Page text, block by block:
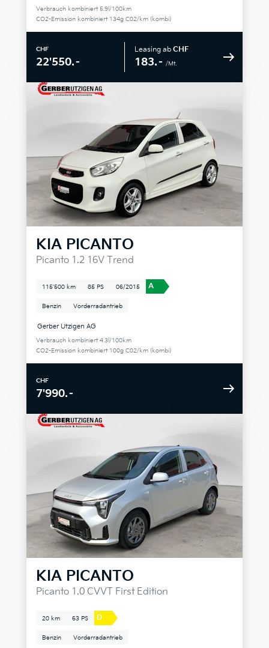
Verbrauch kombiniert 5.9l/100km
CO2-Emission kombiniert 134g C02/km (kombi)
CHF
22'550.–
Leasing ab CHF
183.– /Mt.
KIA PICANTO
Picanto 1.2 16V Trend
115'500 km 85 PS 06/2015 A
Benzin Vorderradantrieb
Gerber Utzigen AG
Verbrauch kombiniert 4.3l/100km
CO2-Emission kombiniert 100g C02/km (kombi)
CHF
7'990.–
KIA PICANTO
Picanto 1.0 CVVT First Edition
20 km 63 PS D
Benzin Vorderradantrieb